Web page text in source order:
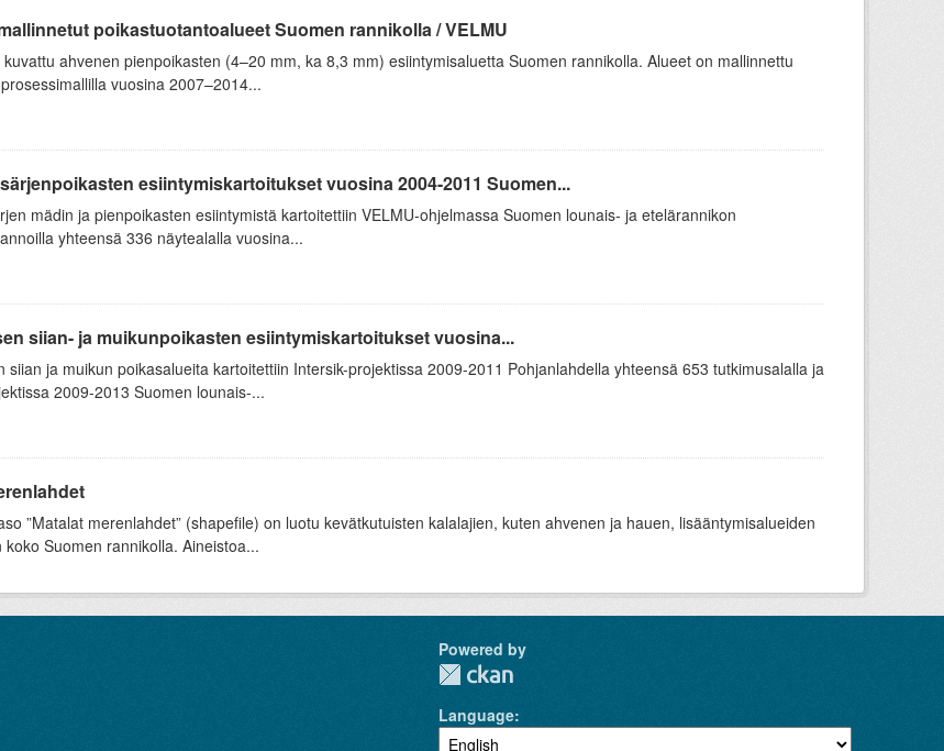
poikastuotantoalueet Suomen rannikolla / VELMU
kuvattu ahvenen pienpoikasten (4–20 mm, ka 8,3 mm) esiintymisaluetta Suomen rannikolla. Alueet on mallinnettu
vuosina 2007–2014...
esiintymiskartoitukset vuosina 2004-2011 Suomen...
mädin ja pienpoikasten esiintymistä kartoitettiin VELMU-ohjelmassa Suomen lounais- ja etelärannikon
yhteensä 336 näytealalla vuosina...
siian- ja muikunpoikasten esiintymiskartoitukset vuosina...
siian ja muikun poikasalueita kartoitettiin Intersik-projektissa 2009-2011 Pohjanlahdella yhteensä 653 tutkimusalalla ja
2009-2013 Suomen lounais-...
”Matalat merenlahdet” (shapefile) on luotu kevätkutuisten kalalajien, kuten ahvenen ja hauen, lisääntymisalueiden
koko Suomen rannikolla. Aineistoa...
Powered by
Language